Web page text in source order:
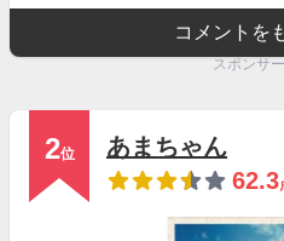
コメントを
スポンサ
2位
あまちゃん
62.3